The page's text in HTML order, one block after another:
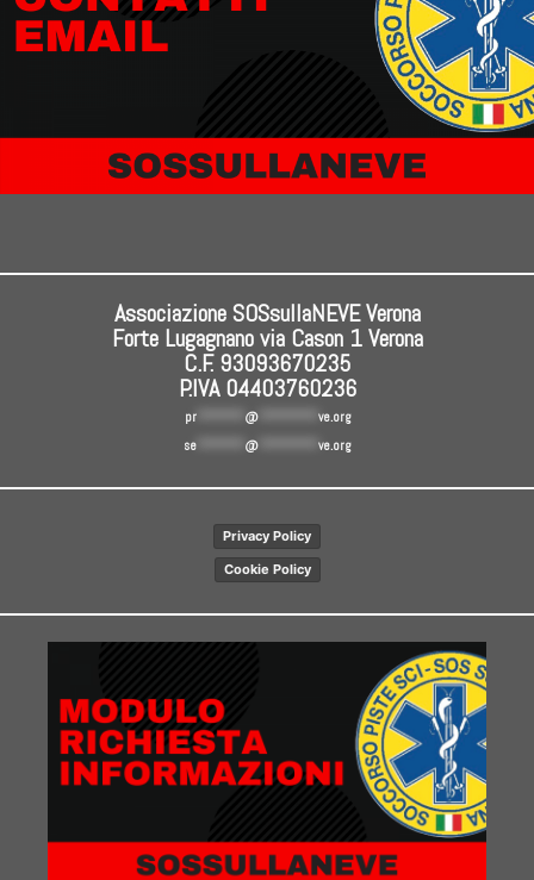
Associazione SOSsullaNEVE Verona
Forte Lugagnano via Cason 1 Verona
C.F. 93093670235
P.IVA 04403760236
pr******** @********** ve.org
se
@ ve.org
Privacy Policy
Cookie Policy